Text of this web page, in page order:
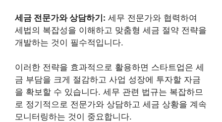
세금 전문가와 상담하기: 세무 전문가와 협력하여
세법의 복잡성을 이해하고 맞춤형 세금 절약 전략을
개발하는 것이 필수적입니다.
이러한 전략을 효과적으로 활용하면 스타트업은 세
금 부담을 크게 절감하고 사업 성장에 투자할 자금
을 확보할 수 있습니다. 세무 관련 법규는 복잡하므
로 정기적으로 전문가와 상담하고 세금 상황을 계속
모니터링하는 것이 중요합니다.